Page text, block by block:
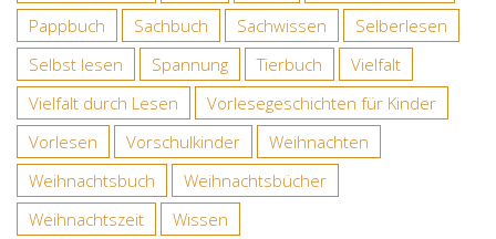
Pappbuch
Sachbuch Sachwissen
Selberlesen
Selbst lesen
Spannung Tierbuch
Vielfalt
Vielfalt durch Lesen
Vorlesegeschichten für Kinder
Vorlesen
Vorschulkinder
Weihnachten
Weihnachtsbuch
Weihnachtsbücher
Weihnachtszeit
Wissen